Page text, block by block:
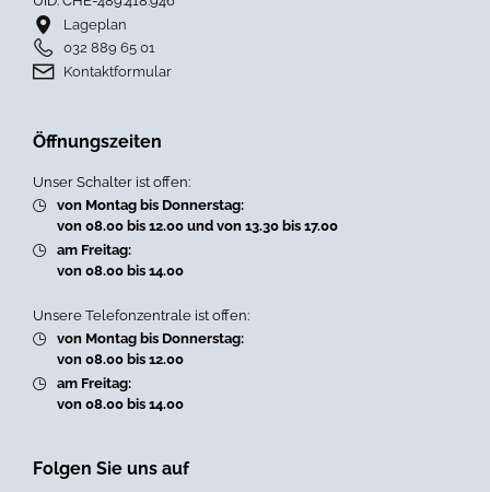
Lageplan
032 889 65 01
Kontaktformular
Öffnungszeiten
Unser Schalter ist offen:
von Montag bis Donnerstag:
von 08.00 bis 12.00 und von 13.30 bis 17.00
am Freitag:
von 08.00 bis 14.00
Unsere Telefonzentrale ist offen:
von Montag bis Donnerstag:
von 08.00 bis 12.00
am Freitag:
von 08.00 bis 14.00
Folgen Sie uns auf